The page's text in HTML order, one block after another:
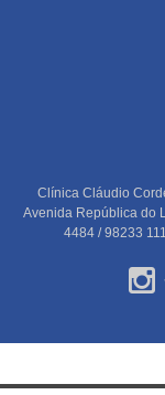
Clínica Cláudio
Avenida República do
4484 / 98233